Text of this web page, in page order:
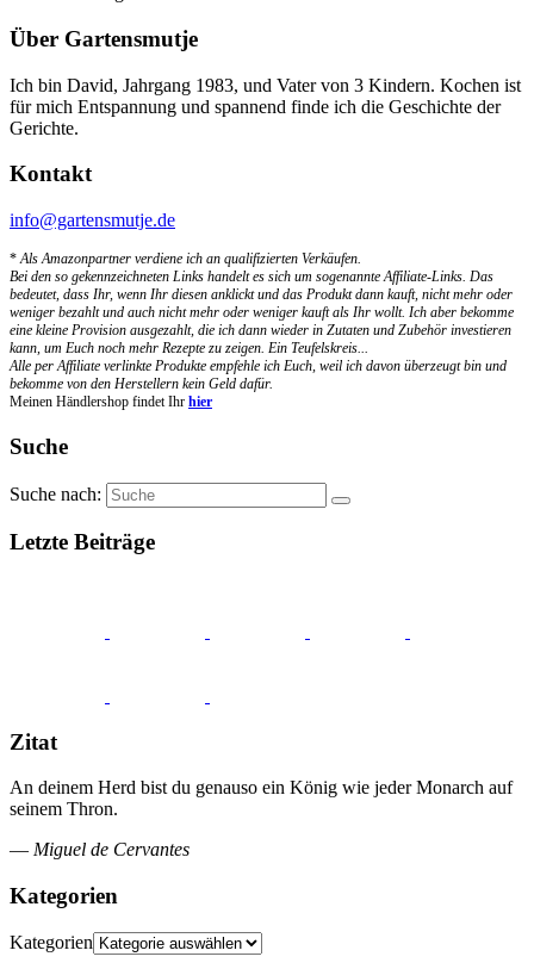
Über Gartensmutje
Ich bin David, Jahrgang 1983, und Vater von 3 Kindern. Kochen ist
für mich Entspannung und spannend finde ich die Geschichte der
Gerichte.
Kontakt
info@gartensmutje.de
*Als Amazonpartner verdiene ich an qualifizierten Verkäufen.
Bei den so gekennzeichneten Links handelt es sich um sogenannte Affiliate-Links. Das
bedeutet, dass Ihr, wenn Ihr diesen anklickt und das Produkt dann kauft, nicht mehr oder
weniger bezahlt und auch nicht mehr oder weniger kauft als Ihr wollt. Ich aber bekomme
eine kleine Provision ausgezahlt, die ich dann wieder in Zutaten und Zubehör investieren
kann, um Euch noch mehr Rezepte zu zeigen. Ein Teufelskreis...
Alle per Affiliate verlinkte Produkte empfehle ich Euch, weil ich davon überzeugt bin und
bekomme von den Herstellern kein Geld dafür.
Meinen Händlershop findet Ihr hier
Suche
Suche nach:
Letzte Beiträge
Zitat
An deinem Herd bist du genauso ein König wie jeder Monarch auf
seinem Thron.
— Miguel de Cervantes
Kategorien
Kategorien